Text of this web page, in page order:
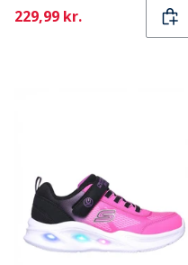
Current
229,99 kr.